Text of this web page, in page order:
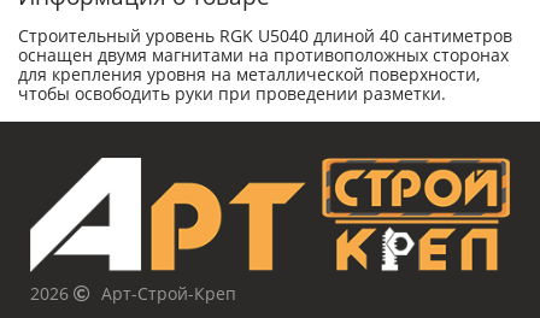
Строительный уровень RGK U5040 длиной 40 сантиметров
оснащен двумя магнитами на противоположных сторонах
для крепления уровня на металлической поверхности,
чтобы освободить руки при проведении разметки.
2026
Арт-Строй-Креп